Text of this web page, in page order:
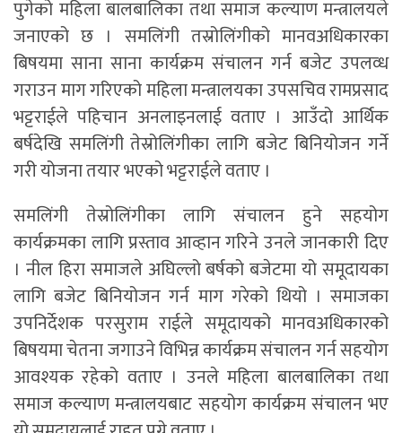
पुगेको महिला बालबालिका तथा समाज कल्याण मन्त्रालयले
जनाएको छ । समलिंगी तस्रोलिंगीको मानवअधिकारका
बिषयमा साना साना कार्यक्रम संचालन गर्न बजेट उपलव्ध
गराउन माग गरिएको महिला मन्त्रालयका उपसचिव रामप्रसाद
भट्टराईले पहिचान अनलाइनलाई वताए । आउँदो आर्थिक
बर्षदेखि समलिंगी तेस्रोलिंगीका लागि बजेट बिनियोजन गर्ने
गरी योजना तयार भएको भट्टराईले वताए ।
समलिंगी तेस्रोलिंगीका लागि संचालन हुने सहयोग
कार्यक्रमका लागि प्रस्ताव आव्हान गरिने उनले जानकारी दिए
। नील हिरा समाजले अघिल्लो बर्षको बजेटमा यो समूदायका
लागि बजेट बिनियोजन गर्न माग गरेको थियो । समाजका
उपनिर्देशक परसुराम राईले समूदायको मानवअधिकारको
बिषयमा चेतना जगाउने विभिन्न कार्यक्रम संचालन गर्न सहयोग
आवश्यक रहेको वताए । उनले महिला बालबालिका तथा
समाज कल्याण मन्त्रालयबाट सहयोग कार्यक्रम संचालन भए